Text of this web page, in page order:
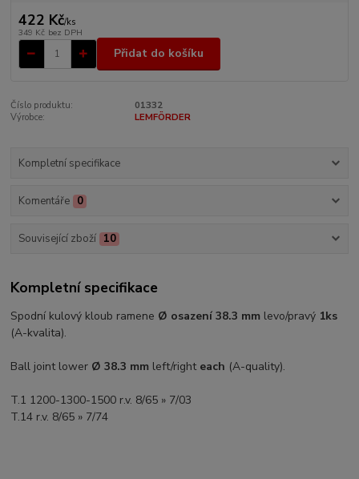
422 Kč/ks
349 Kč bez DPH
Přidat do košíku
Číslo produktu:
01332
Výrobce:
LEMFÖRDER
Kompletní specifikace
Komentáře 0
Související zboží 10
Kompletní specifikace
Spodní kulový kloub ramene Ø osazení 38.3 mm levo/pravý 1ks
(A-kvalita).
Ball joint lower Ø 38.3 mm left/right each (A-quality).
T.1 1200-1300-1500 r.v. 8/65 » 7/03
T.14 r.v. 8/65 » 7/74